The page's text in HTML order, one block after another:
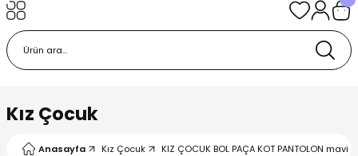
Kız Çocuk
Anasayfa Kız Çocuk KIZ ÇOCUK BOL PAÇA KOT PANTOLON mavi
Bere ve Eldiven
Ürünleri